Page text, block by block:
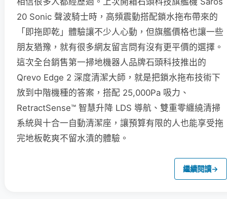
20 Sonic 聲波騎士時，高頻震動搭配鎖水拖布帶來的
「即拖即乾」體驗讓不少人心動，但旗艦價格也讓一些
朋友猶豫，就有很多網友留言問有沒有更平價的選擇。
這次全台銷售第一掃地機器人品牌石頭科技推出的
Qrevo Edge 2 深度清潔大師，就是把鎖水拖布技術下
放到中階機種的答案，搭配 25,000Pa 吸力、
RetractSense™ 智慧升降 LDS 導航、雙重零纏繞清掃
系統與十合一自動清潔座，讓預算有限的人也能享受拖
完地板乾爽不留水漬的體驗。
繼續閱讀→